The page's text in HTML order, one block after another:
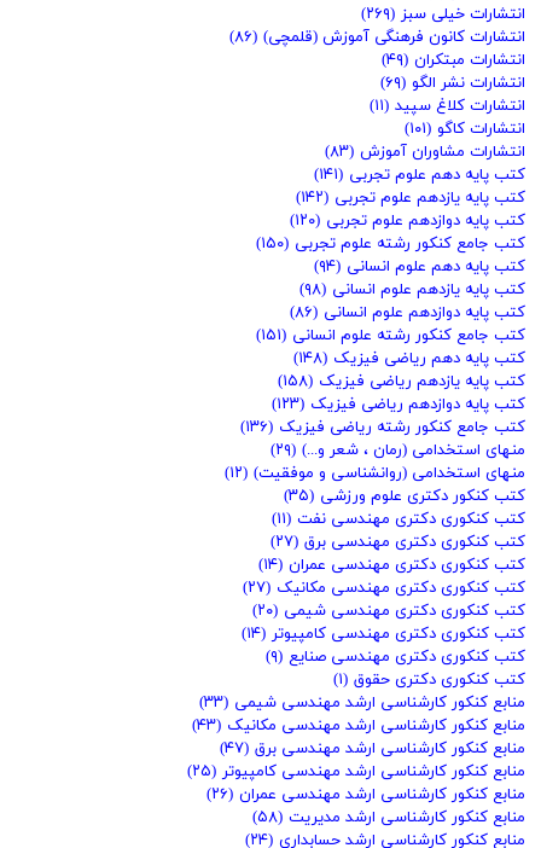
انتشارات خیلی سبز (۲۶۹)
انتشارات کانون فرهنگی آموزش (قلمچی) (۸۶)
انتشارات مبتکران (۴۹)
انتشارات نشر الگو (۶۹)
انتشارات کلاغ سپید (۱۱)
انتشارات کاگو (۱۰۱)
انتشارات مشاوران آموزش (۸۳)
کتب پایه دهم علوم تجربی (۱۴۱)
کتب پایه یازدهم علوم تجربی (۱۴۲)
کتب پایه دوازدهم علوم تجربی (۱۲۰)
کتب جامع کنکور رشته علوم تجربی (۱۵۰)
کتب پایه دهم علوم انسانی (۹۴)
کتب پایه یازدهم علوم انسانی (۹۸)
کتب پایه دوازدهم علوم انسانی (۸۶)
کتب جامع کنکور رشته علوم انسانی (۱۵۱)
کتب پایه دهم ریاضی فیزیک (۱۴۸)
کتب پایه یازدهم ریاضی فیزیک (۱۵۸)
کتب پایه دوازدهم ریاضی فیزیک (۱۲۳)
کتب جامع کنکور رشته ریاضی فیزیک (۱۳۶)
منهای استخدامی (رمان ، شعر و...) (۲۹)
منهای استخدامی (روانشناسی و موفقیت) (۱۲)
کتب کنکور دکتری علوم ورزشی (۳۵)
کتب کنکوری دکتری مهندسی نفت (۱۱)
کتب کنکوری دکتری مهندسی برق (۲۷)
کتب کنکوری دکتری مهندسی عمران (۱۴)
کتب کنکوری دکتری مهندسی مکانیک (۲۷)
کتب کنکوری دکتری مهندسی شیمی (۲۰)
کتب کنکوری دکتری مهندسی کامپیوتر (۱۴)
کتب کنکوری دکتری مهندسی صنایع (۹)
کتب کنکوری دکتری حقوق (۱)
منابع کنکور کارشناسی ارشد مهندسی شیمی (۳۳)
منابع کنکور کارشناسی ارشد مهندسی مکانیک (۴۳)
منابع کنکور کارشناسی ارشد مهندسی برق (۴۷)
منابع کنکور کارشناسی ارشد مهندسی کامپیوتر (۲۵)
منابع کنکور کارشناسی ارشد مهندسی عمران (۲۶)
منابع کنکور کارشناسی ارشد مدیریت (۵۸)
منابع کنکور کارشناسی ارشد حسابداری (۲۴)